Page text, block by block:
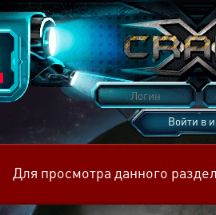
Войти в
Для просмотра данного